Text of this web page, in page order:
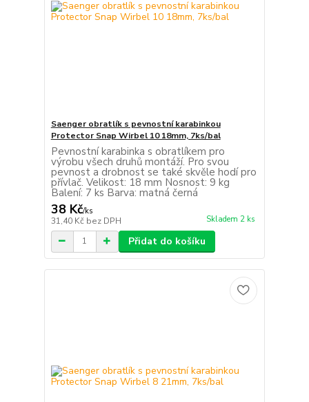
Saenger obratlík s pevnostní karabinkou
Protector Snap Wirbel 10 18mm, 7ks/bal
Pevnostní karabinka s obratlíkem pro
výrobu všech druhů montáží. Pro svou
pevnost a drobnost se také skvěle hodí pro
přívlač. Velikost: 18 mm Nosnost: 9 kg
Balení: 7 ks Barva: matná černá
38 Kč/ks
31,40 Kč bez DPH Skladem 2 ks
Přidat do košíku